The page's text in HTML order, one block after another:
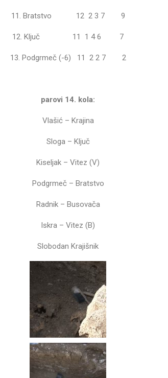
11. Bratstvo 12 2 3 7 9
12. Ključ 11 1 4 6 7
13. Podgrmeč (-6) 11 2 2 7 2
parovi 14. kola:
Vlašić – Krajina
Sloga – Ključ
Kiseljak – Vitez (V)
Podgrmeč – Bratstvo
Radnik – Busovača
Iskra – Vitez (B)
Slobodan Krajišnik